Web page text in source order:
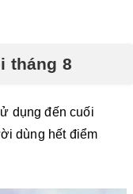
tháng 8
dụng đến cuối
dùng hết điểm